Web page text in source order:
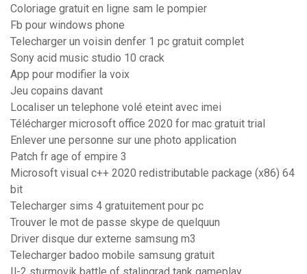
Coloriage gratuit en ligne sam le pompier
Fb pour windows phone
Telecharger un voisin denfer 1 pc gratuit complet
Sony acid music studio 10 crack
App pour modifier la voix
Jeu copains davant
Localiser un telephone volé eteint avec imei
Télécharger microsoft office 2020 for mac gratuit trial
Enlever une personne sur une photo application
Patch fr age of empire 3
Microsoft visual c++ 2020 redistributable package (x86) 64
bit
Telecharger sims 4 gratuitement pour pc
Trouver le mot de passe skype de quelquun
Driver disque dur externe samsung m3
Telecharger badoo mobile samsung gratuit